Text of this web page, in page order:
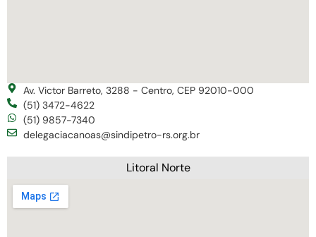
Av. Victor Barreto, 3288 - Centro, CEP 92010-000
(51) 3472-4622
(51) 9857-7340
delegaciacanoas@sindipetro-rs.org.br
Litoral Norte